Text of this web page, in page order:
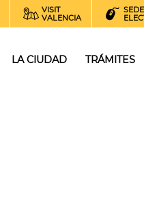
VISIT
VALENCIA
SEDE
LA CIUDAD TRÁMITES